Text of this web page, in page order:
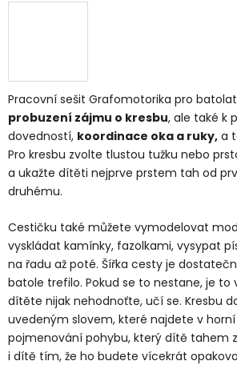
Pracovní sešit Grafomotorika pro
probuzení zájmu o kresbu, ale také k
dovedností, koordinace oka a ruky, a
Pro kresbu zvolte tlustou tužku nebo
a ukažte dítěti nejprve prstem tah od
druhému.
Cestičku také můžete vymodelovat
vyskládat kamínky, fazolkami, vysypat
na řadu až poté. Šířka cesty je
batole trefilo. Pokud se to nestane, je to
dítěte nijak nehodnoťte, učí se. Kresbu
uvedeným slovem, které najdete v horní
pojmenování pohybu, který dítě tahem
i dítě tím, že ho budete vícekrát